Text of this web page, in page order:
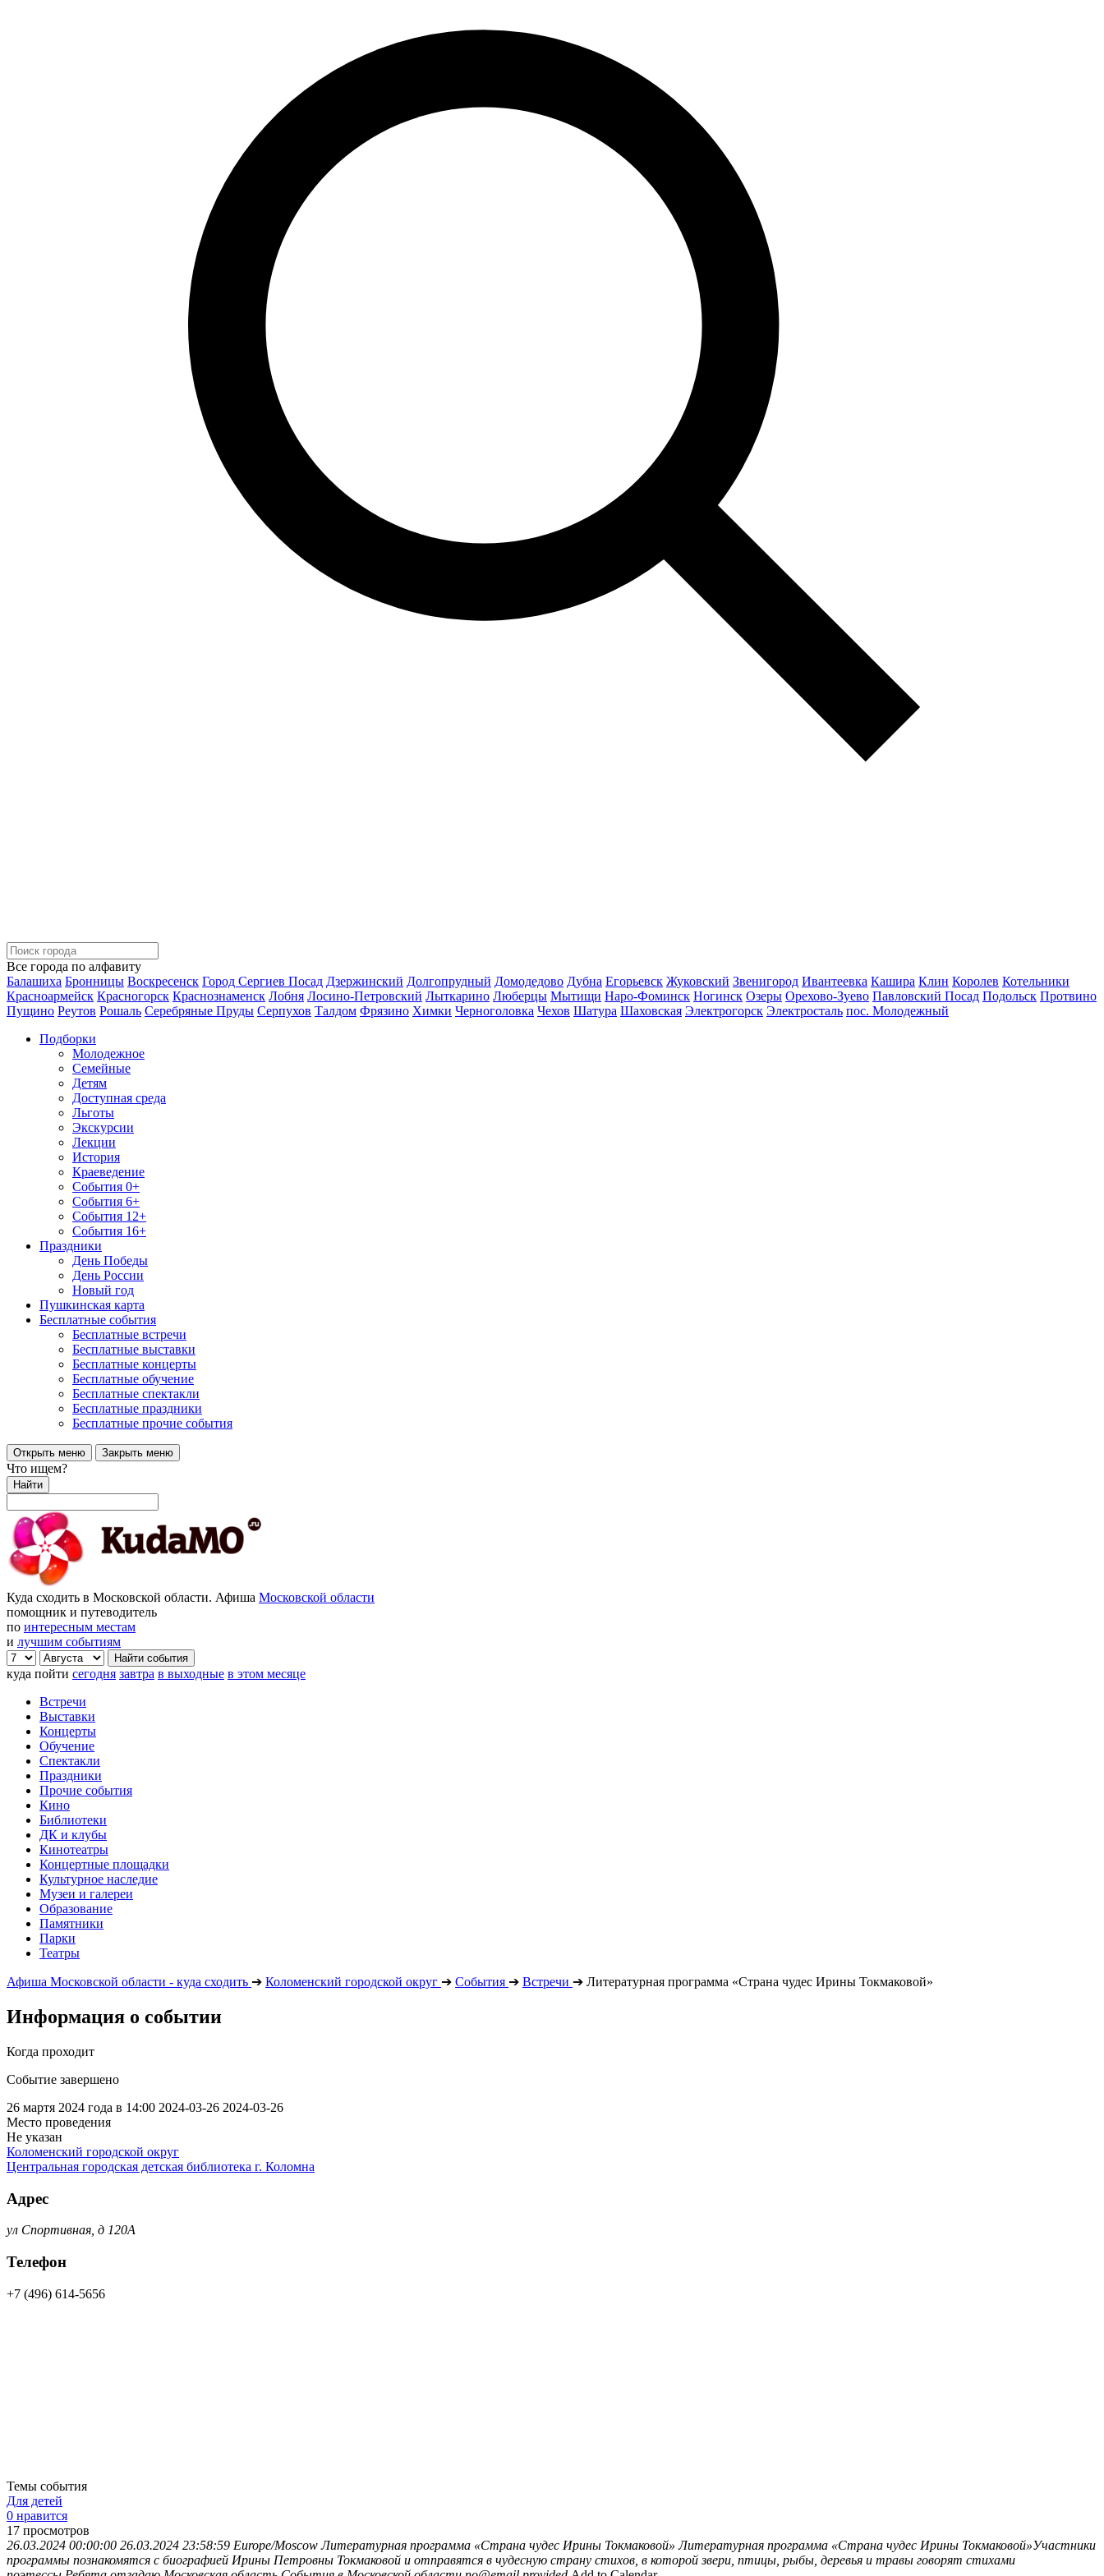
Все города по алфавиту
Балашиха Бронницы Воскресенск Город Сергиев Посад Дзержинский Долгопрудный Домодедово Дубна Егорьевск Жуковский Звенигород Ивантеевка Кашира Клин Королев Котельники
Красноармейск Красногорск Краснознаменск Лобня Лосино-Петровский Лыткарино Люберцы Мытищи Наро-Фоминск Ногинск Озеры Орехово-Зуево Павловский Посад Подольск Протвино
Пущино Реутов Рошаль Серебряные Пруды Серпухов Талдом Фрязино Химки Черноголовка Чехов Шатура Шаховская Электрогорск Электросталь пос. Молодежный
Подборки
Молодежное
Семейные
Детям
Доступная среда
Льготы
Экскурсии
Лекции
История
Краеведение
События 0+
События 6+
События 12+
События 16+
Праздники
День Победы
День России
Новый год
Пушкинская карта
Бесплатные события
Бесплатные встречи
Бесплатные выставки
Бесплатные концерты
Бесплатные обучение
Бесплатные спектакли
Бесплатные праздники
Бесплатные прочие события
Открыть меню Закрыть меню
Что ищем?
Найти
Куда сходить в Московской области. Афиша Московской области
помощник и путеводитель
по интересным местам
и лучшим событиям
куда пойти сегодня завтра в выходные в этом месяце
Встречи
Выставки
Концерты
Обучение
Спектакли
Праздники
Прочие события
Кино
Библиотеки
ДК и клубы
Кинотеатры
Концертные площадки
Культурное наследие
Музеи и галереи
Образование
Памятники
Парки
Театры
Афиша Московской области - куда сходить ➔ Коломенский городской округ ➔ События ➔ Встречи ➔ Литературная программа «Страна чудес Ирины Токмаковой»
Информация о событии
Когда проходит
Событие завершено
26 мартя 2024 года в 14:00 2024-03-26 2024-03-26
Место проведения
Не указан
Коломенский городской округ
Центральная городская детская библиотека г. Коломна
Адрес
ул Спортивная, д 120А
Телефон
+7 (496) 614-5656
Темы события
Для детей
0 нравится
17 просмотров
26.03.2024 00:00:00 26.03.2024 23:58:59 Europe/Moscow Литературная программа «Страна чудес Ирины Токмаковой» Литературная программа «Страна чудес Ирины Токмаковой»Участники
программы познакомятся с биографией Ирины Петровны Токмаковой и отправятся в чудесную страну стихов, в которой звери, птицы, рыбы, деревья и травы говорят стихами